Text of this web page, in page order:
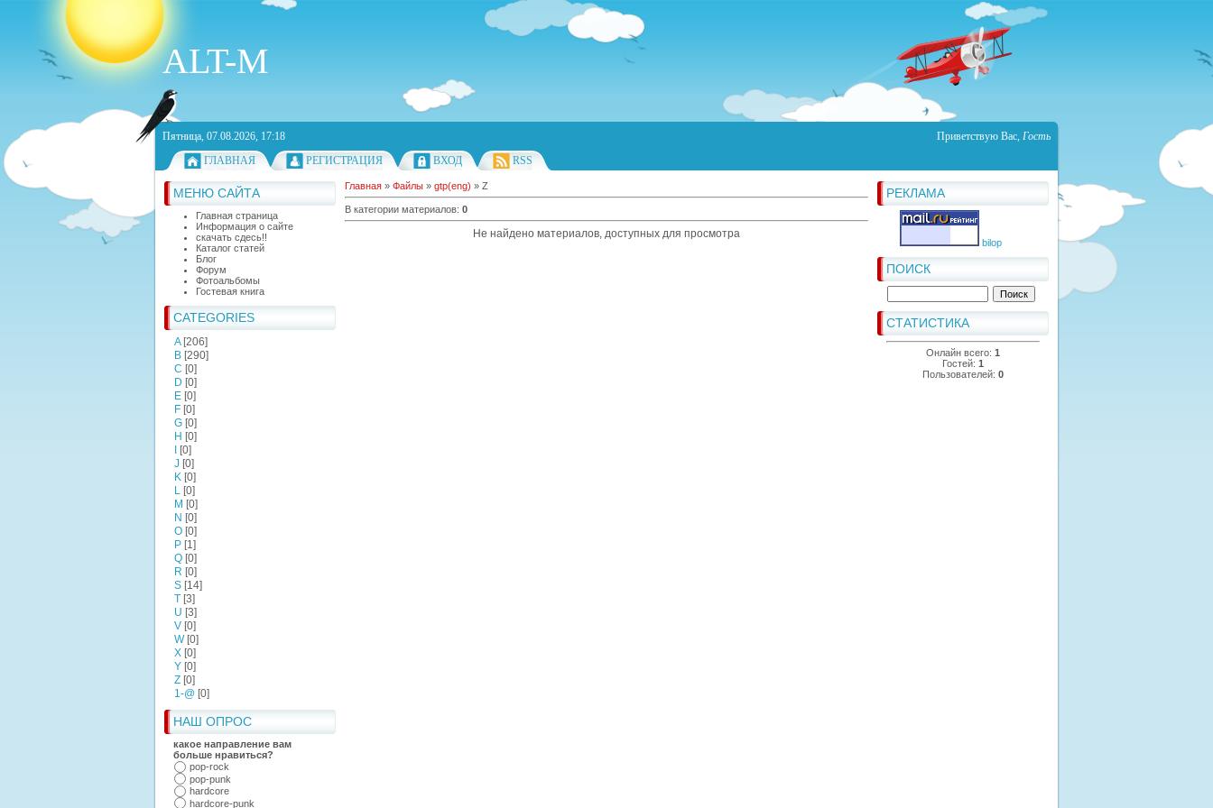
ALT-M
Пятница, 07.08.2026, 17:18 Приветствую Вас, Гость
ГЛАВНАЯ
РЕГИСТРАЦИЯ ВХОД RSS
МЕНЮ САЙТА
Главная страница
Информация о сайте
скачать сдесь!!
Каталог статей
Блог
Форум
Фотоальбомы
Гостевая книга
CATEGORIES
A [206]
B [290]
C [0]
D [0]
E [0]
F [0]
G [0]
H [0]
[0]
J [0]
K [0]
L [0]
M [0]
N [0]
O [0]
P [1]
Q [0]
R [0]
S [14]
T [3]
U [3]
V [0]
W [0]
X [0]
Y [0]
Z [0]
1-@ [0]
НАШ ОПРОС
какое направление вам
больше нравиться?
pop-rock
pop-punk
hardcore
hardcore-punk
РЕКЛАМА
bilop
ПОИСК
СТАТИСТИКА
Онлайн всего: 1
Гостей: 1
Пользователей: 0
Главная » Файлы » gtp(eng) » Z
В категории материалов: 0
Не найдено материалов, доступных для просмотра